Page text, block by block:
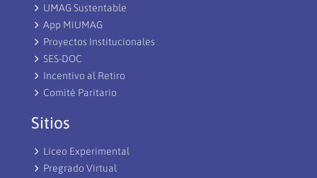
UMAG Sustentable
App MiUMAG
Proyectos Institucionales
SES-DOC
Incentivo al Retiro
Comité Paritario
Sitios
Liceo Experimental
Pregrado Virtual